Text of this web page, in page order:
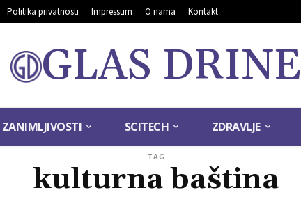
Politika privatnosti Impressum O nama Kontakt
GLAS DRINE
ZANIMLJIVOSTI SCITECH ZDRAVLJE
TAG
kulturna baština